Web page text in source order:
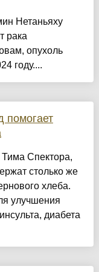
Нетаньяху
рака
опухоль
году....
помогает
Тима Спектора,
столько же
хлеба.
улучшения
диабета